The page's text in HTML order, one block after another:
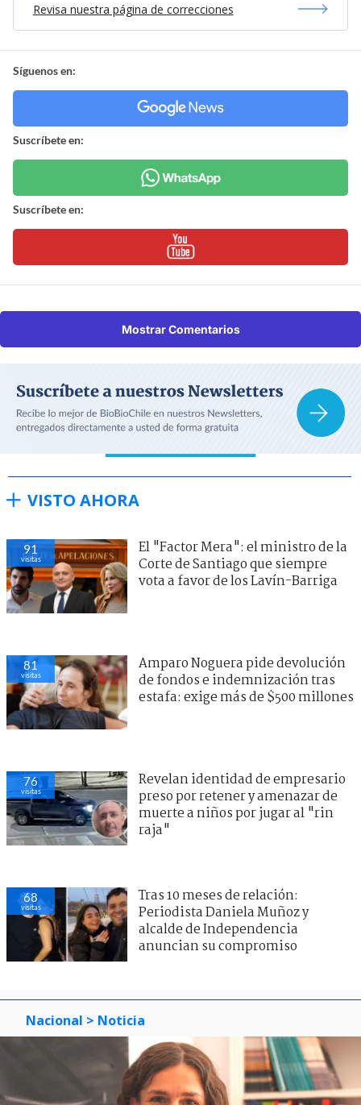
Revisa nuestra página de correcciones
Síguenos en:
Suscríbete en:
Suscríbete en:
Mostrar Comentarios
VISTO AHORA
91
visitas
El "Factor Mera": el ministro de la
Corte de Santiago que siempre
vota a favor de los Lavín-Barriga
81
visitas
Amparo Noguera pide devolución
de fondos e indemnización tras
estafa: exige más de $500 millones
76
visitas
Revelan identidad de empresario
preso por retener y amenazar de
muerte a niños por jugar al "rin
raja"
68
visitas
Tras 10 meses de relación:
Periodista Daniela Muñoz y
alcalde de Independencia
anuncian su compromiso
Nacional > Noticia